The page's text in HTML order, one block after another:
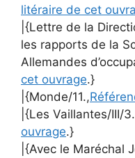
litéraire de cet
|{Lettre de la
les rapports de la
Allemandes
cet ouvrage.}
|{Monde/11.,
|{Les Vaillantes/III/
ouvrage.}
|{Avec le Maréchal